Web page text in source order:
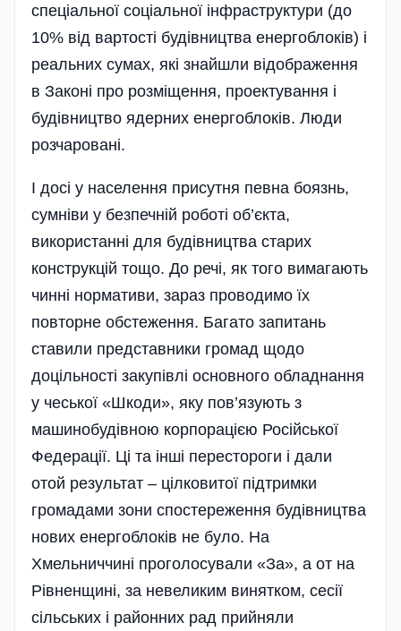
спеціальної соціальної інфраструктури (до
10% від вартості будівництва енергоблоків) і
реальних сумах, які знайшли відображення
в Законі про розміщення, проектування і
будівництво ядерних енергоблоків. Люди
розчаровані.
І досі у населення присутня певна боязнь,
сумніви у безпечній роботі об’єкта,
використанні для будівництва старих
конструкцій тощо. До речі, як того вимагають
чинні нормативи, зараз проводимо їх
повторне обстеження. Багато запитань
ставили представники громад щодо
доцільності закупівлі основного обладнання
у чеської «Шкоди», яку пов’язують з
машинобудівною корпорацією Російської
Федерації. Ці та інші перестороги і дали
отой результат – цілковитої підтримки
громадами зони спостереження будівництва
нових енергоблоків не було. На
Хмельниччині проголосували «За», а от на
Рівненщині, за невеликим винятком, сесії
сільських і районних рад прийняли